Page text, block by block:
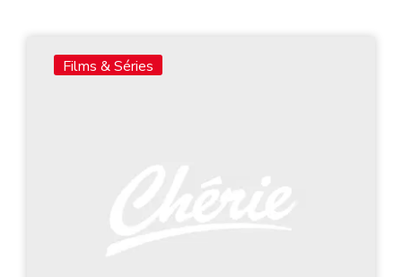
Films & Séries